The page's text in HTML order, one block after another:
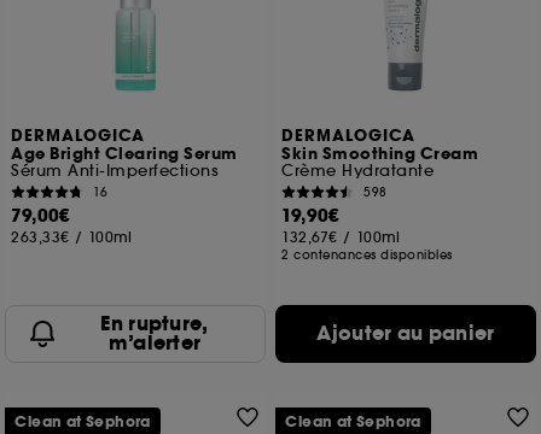
DERMALOGICA
Age Bright Clearing Serum
Sérum Anti-Imperfections
16
79,00€
263,33€ / 100ml
En rupture,
m’alerter
DERMALOGICA
Skin Smoothing Cream
Crème Hydratante
598
19,90€
132,67€ / 100ml
2 contenances disponibles
Ajouter au panier
Clean at Sephora Clean at Sephora